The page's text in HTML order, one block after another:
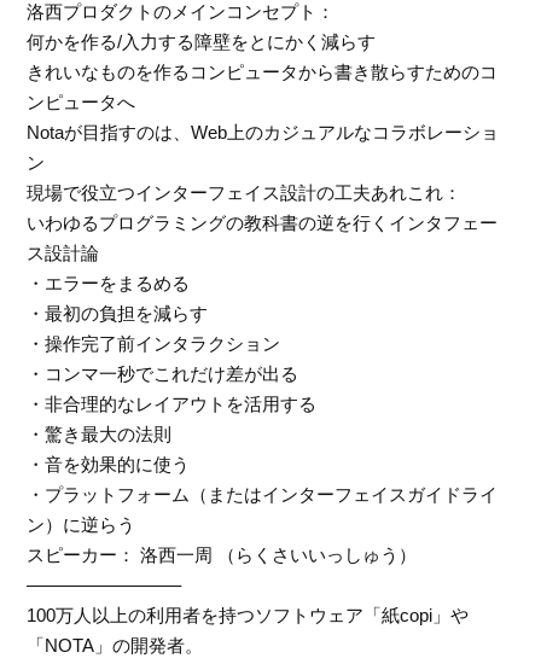
洛西プロダクトのメインコンセプト：
何かを作る/入力する障壁をとにかく減らす
きれいなものを作るコンピュータから書き散らすためのコ
ンピュータへ
Notaが目指すのは、Web上のカジュアルなコラボレーショ
ン
現場で役立つインターフェイス設計の工夫あれこれ：
いわゆるプログラミングの教科書の逆を行くインタフェー
ス設計論
・エラーをまるめる
・最初の負担を減らす
・操作完了前インタラクション
・コンマ一秒でこれだけ差が出る
・非合理的なレイアウトを活用する
・驚き最大の法則
・音を効果的に使う
・プラットフォーム（またはインターフェイスガイドライ
ン）に逆らう
スピーカー： 洛西一周 （らくさいいっしゅう）
————————–
100万人以上の利用者を持つソフトウェア「紙copi」や
「NOTA」の開発者。